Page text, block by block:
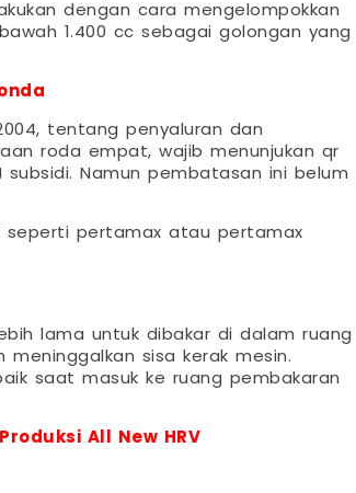
dengan cara mengelompokkan
1.400 cc sebagai golongan yang
tentang penyaluran dan
roda empat, wajib menunjukan qr
Namun pembatasan ini belum
seperti pertamax atau pertamax
lama untuk dibakar di dalam ruang
sisa kerak mesin.
saat masuk ke ruang pembakaran
All New HRV